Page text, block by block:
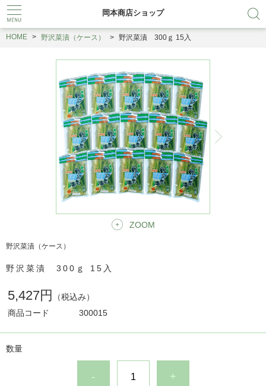
岡本商店ショップ
HOME 野沢菜漬（ケース） 野沢菜漬 300ｇ 15入
ZOOM
野沢菜漬（ケース）
野沢菜漬 300ｇ 15入
5,427円
（税込み）
商品コード
300015
数量
- +